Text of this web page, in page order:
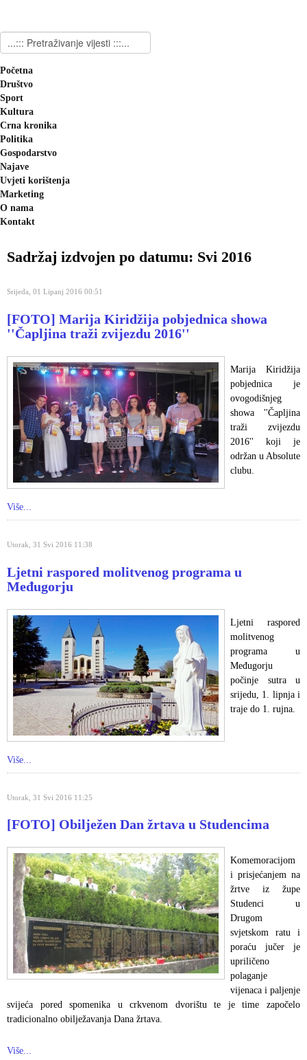
Početna
Društvo
Sport
Kultura
Crna kronika
Politika
Gospodarstvo
Najave
Uvjeti korištenja
Marketing
O nama
Kontakt
Sadržaj izdvojen po datumu: Svi 2016
Srijeda, 01 Lipanj 2016 00:51
[FOTO] Marija Kiridžija pobjednica showa
''Čapljina traži zvijezdu 2016''
Marija Kiridžija
pobjednica je
ovogodišnjeg
showa ''Čapljina
traži zvijezdu
2016'' koji je
održan u Absolute
clubu.
Više...
Utorak, 31 Svi 2016 11:38
Ljetni raspored molitvenog programa u
Međugorju
Ljetni raspored
molitvenog
programa u
Međugorju
počinje sutra u
srijedu, 1. lipnja i
traje do 1. rujna.
Više...
Utorak, 31 Svi 2016 11:25
[FOTO] Obilježen Dan žrtava u Studencima
Komemoracijom
i prisjećanjem na
žrtve iz župe
Studenci u
Drugom
svjetskom ratu i
poraću jučer je
upriličeno
polaganje
vijenaca i paljenje
svijeća pored spomenika u crkvenom dvorištu te je time započelo
tradicionalno obilježavanja Dana žrtava.
Više...